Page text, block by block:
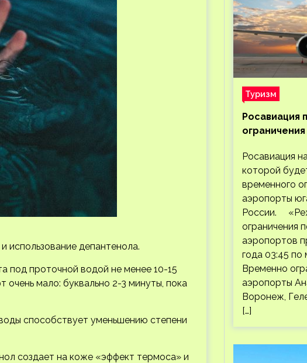
депантенола.
под проточной водой не менее 10-15
мало: буквально 2-3 минуты, пока
способствует уменьшению степени
создает на коже «эффект термоса» и
Туризм
Росавиация
Росавиация
которой
временного
аэропорты
России.
ограничения
аэропортов
года 03:45 по
Временно
аэропорты
Воронеж,
[…]